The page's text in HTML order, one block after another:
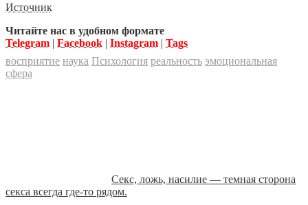
Источник
Читайте нас в удобном формате
Telegram | Facebook | Instagram | Tags
восприятие наука Психология реальность эмоциональная
сфера
Секс, ложь, насилие — темная сторона
секса всегда где-то рядом.